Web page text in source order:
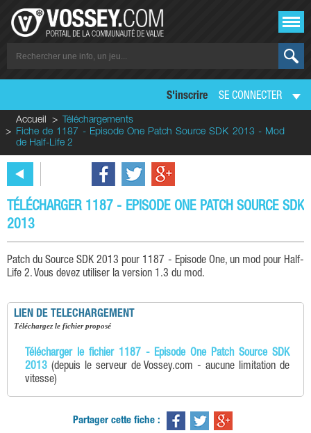
S'inscrire SE CONNECTER
Accueil
Téléchargements
Fiche de 1187 - Episode One Patch Source SDK 2013 - Mod
de Half-Life 2
TÉLÉCHARGER 1187 - EPISODE ONE PATCH SOURCE SDK
2013
Patch du Source SDK 2013 pour 1187 - Episode One, un mod pour Half-
Life 2. Vous devez utiliser la version 1.3 du mod.
LIEN DE TELECHARGEMENT
téléchargez le fichier proposé
Télécharger le fichier 1187 - Episode One Patch Source SDK
2013 (depuis le serveur de Vossey.com - aucune limitation de
vitesse)
Partager cette fiche :